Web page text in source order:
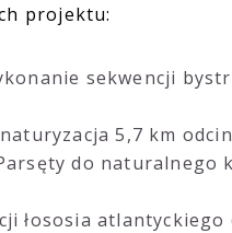
projektu:
sekwencji
5,7 km
do naturalnego
łososia